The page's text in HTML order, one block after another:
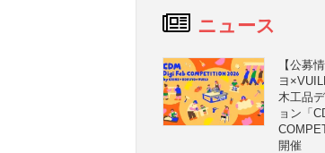
ニュース
【公募
ヨ
木工品
ョン「
開催